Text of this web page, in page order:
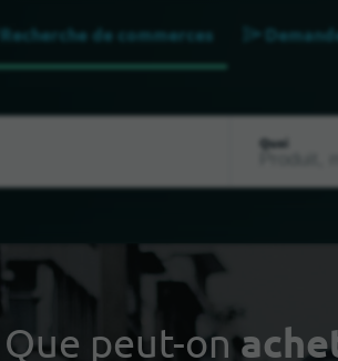
Recherche de commerces
Quoi
Que peut-on